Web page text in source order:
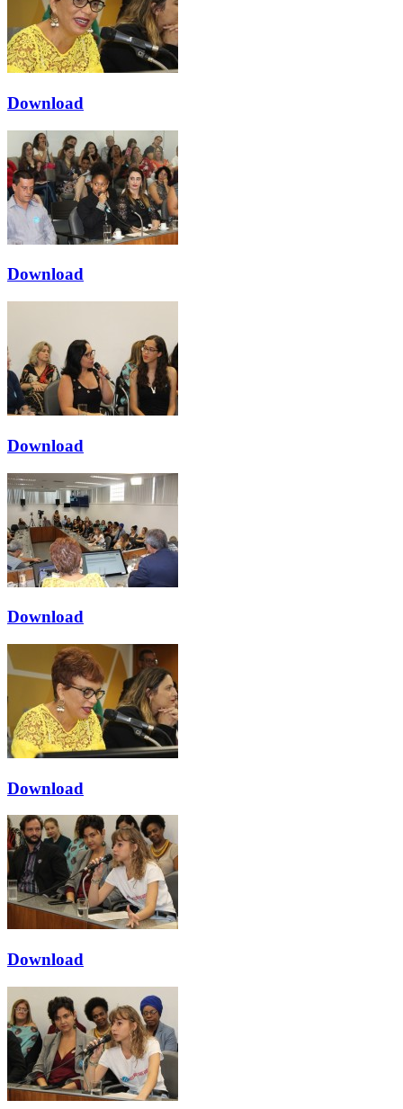
Download
Download
Download
Download
Download
Download